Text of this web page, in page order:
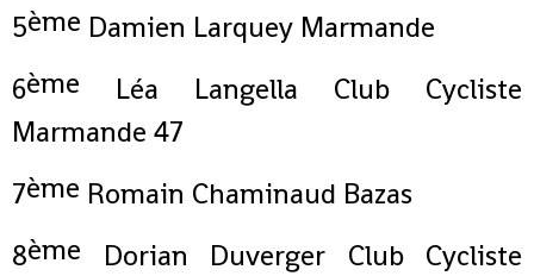
5ème Damien Larquey Marmande
6ème Léa Langella Club Cycliste
Marmande 47
7ème Romain Chaminaud Bazas
8ème Dorian Duverger Club Cycliste